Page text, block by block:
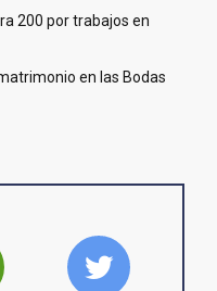
200 por trabajos en
en las Bodas